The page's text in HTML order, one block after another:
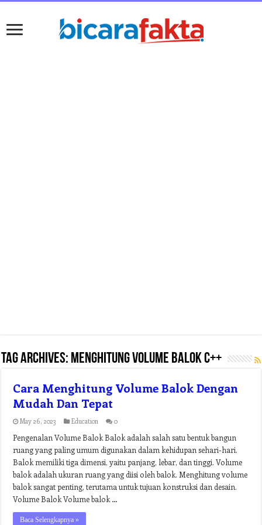
Tag Archives: menghitung volume balok c++
Cara Menghitung Volume Balok Dengan
Mudah Dan Tepat
May 26, 2023 Education 0
Pengenalan Volume Balok Balok adalah salah satu bentuk bangun
ruang yang paling umum digunakan dalam kehidupan sehari-hari.
Balok memiliki tiga dimensi, yaitu panjang, lebar, dan tinggi. Volume
balok adalah ukuran ruang yang diisi oleh balok. Menghitung volume
balok sangat penting, terutama untuk tujuan konstruksi dan desain.
Volume Balok Volume balok …
Baca Selengkapnya »